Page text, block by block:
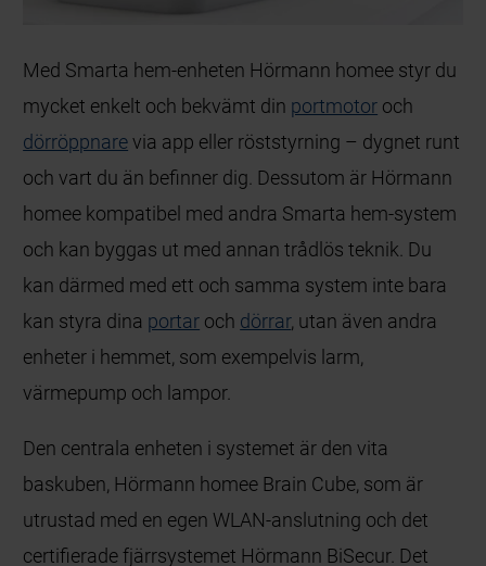
Med Smarta hem-enheten Hörmann homee styr du
mycket enkelt och bekvämt din portmotor och
dörröppnarevia app eller röststyrning – dygnet runt
och vart du än befinner dig. Dessutom är Hörmann
homee kompatibel med andra Smarta hem-system
och kan byggas ut med annan trådlös teknik. Du
kan därmed med ett och samma system inte bara
kan styra dina portar och dörrar, utan även andra
enheter i hemmet, som exempelvis larm,
värmepump och lampor.
Den centrala enheten i systemet är den vita
baskuben, Hörmann homee Brain Cube, som är
utrustad med en egen WLAN-anslutning och det
certifierade fjärrsystemet Hörmann BiSecur. Det